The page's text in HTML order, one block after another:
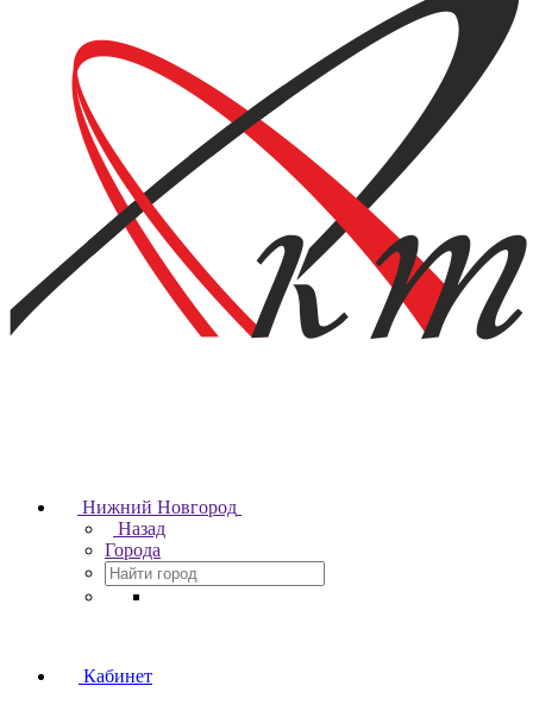
Нижний Новгород
Назад
Города
Кабинет